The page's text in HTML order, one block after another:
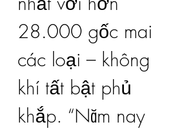
28.000 gốc mai
các loại – không
khí tất bật phủ
khắp. “Năm nay